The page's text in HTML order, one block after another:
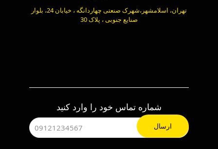
تهران، اسلامشهر،شهرک صنعتی چهاردانگه ، خیابان 24، بلوار
صنایع جنوبی ، پلاک 30
شماره تماس خود را وارد کنید